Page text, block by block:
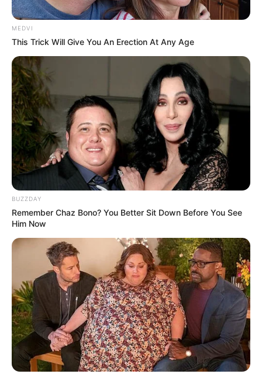
MEDVI
This Trick Will Give You An Erection At Any Age
BUZZDAY
Remember Chaz Bono? You Better Sit Down Before You See
Him Now